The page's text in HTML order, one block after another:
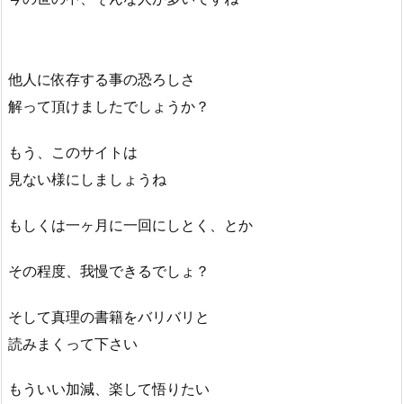
他人に依存する事の恐ろしさ
解って頂けましたでしょうか？
もう、このサイトは
見ない様にしましょうね
もしくは一ヶ月に一回にしとく、とか
その程度、我慢できるでしょ？
そして真理の書籍をバリバリと
読みまくって下さい
もういい加減、楽して悟りたい